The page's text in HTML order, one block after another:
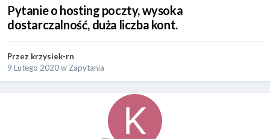
Pytanie o hosting poczty, wysoka
dostarczalność, duża liczba kont.
Przez krzysiek-rn
9 Lutego 2020wZapytania